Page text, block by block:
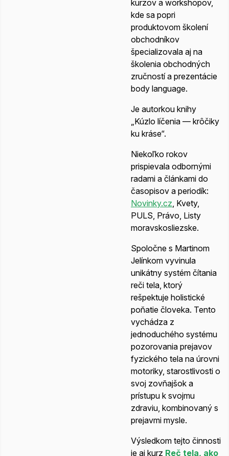
kurzov a workshopov,
kde sa popri
produktovom školení
obchodníkov
špecializovala aj na
školenia obchodných
zručností a prezentácie
body language.
Je autorkou knihy
„Kúzlo líčenia — krôčiky
ku kráse“.
Niekoľko rokov
prispievala odbornými
radami a článkami do
časopisov a periodík:
Novinky.cz , Kvety,
PULS, Právo, Listy
moravskosliezske.
Spoločne s Martinom
Jelínkom vyvinula
unikátny systém čítania
reči tela, ktorý
rešpektuje holistické
poňatie človeka. Tento
vychádza z
jednoduchého systému
pozorovania prejavov
fyzického tela na úrovni
motoriky, starostlivosti o
svoj zovňajšok a
prístupu k svojmu
zdraviu, kombinovaný s
prejavmi mysle.
Výsledkom tejto činnosti
je aj kurz Reč tela, ako